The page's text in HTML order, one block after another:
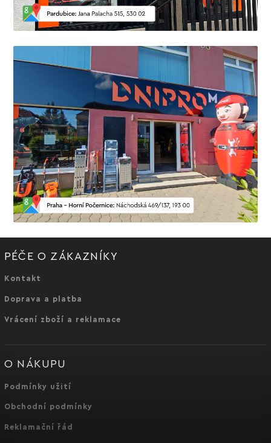
PÉČE O ZÁKAZNÍKY
Kontakt
Doprava a platba
Vrácení zboží a reklamace
O NÁKUPU
Podmínky užití
Obchodní podmínky
Reklamační řád